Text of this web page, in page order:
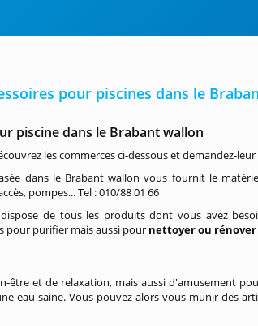
pour piscines dans le
piscine dans le Brabant wallon
les commerces ci-dessous et demandez-leur
dans le Brabant wallon vous fournit le
pompes... Tel : 010/88 01 66
dispose de tous les produits dont vous avez
pour purifier mais aussi pour nettoyer ou
être et de relaxation, mais aussi d'amusement
eau saine. Vous pouvez alors vous munir des